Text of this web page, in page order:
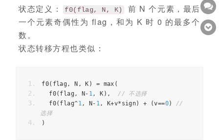
状态定义： f0(flag, N, K)
前 N 个元素，最后
一个元素奇偶性为 flag，和为 K 时 0 的最多个
数。
状态转移方程也类似：
f0( flag , N , K ) = max (
f0( flag , N - 1, K ),
// 不选择
f0( flag^1, N - 1, K+v* sign) + (v==0)
//
选择
)